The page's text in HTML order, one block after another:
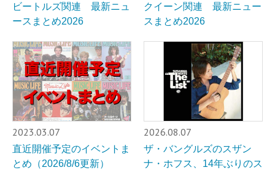
ビートルズ関連 最新ニュ
ースまとめ2026
クイーン関連 最新ニュー
スまとめ2026
2023.03.07
直近開催予定のイベントま
とめ（2026/8/6更新）
2026.08.07
ザ・バングルズのスザン
ナ・ホフス、14年ぶりのス